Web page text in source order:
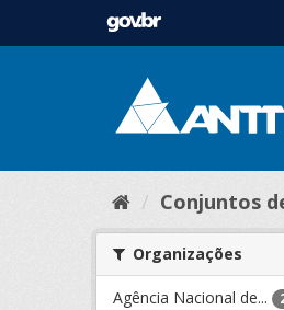
Conjuntos
Organizações
Agência Nacional de...